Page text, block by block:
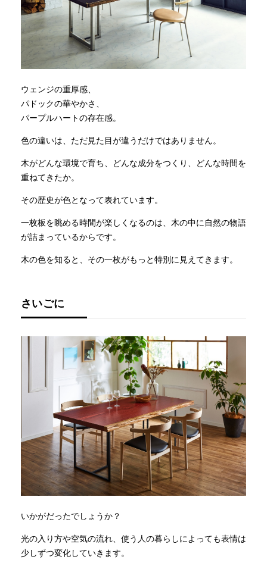
ウェンジの重厚感、
パドックの華やかさ、
パープルハートの存在感。
色の違いは、ただ見た目が違うだけではありません。
木がどんな環境で育ち、どんな成分をつくり、どんな時間を
重ねてきたか。
その歴史が色となって表れています。
一枚板を眺める時間が楽しくなるのは、木の中に自然の物語
が詰まっているからです。
木の色を知ると、その一枚がもっと特別に見えてきます。
さいごに
いかがだったでしょうか？
光の入り方や空気の流れ、使う人の暮らしによっても表情は
少しずつ変化していきます。